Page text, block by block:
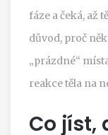
fáze a čeká, až
důvod, proč
„prázdné“
reakce těla na
Co jíst,